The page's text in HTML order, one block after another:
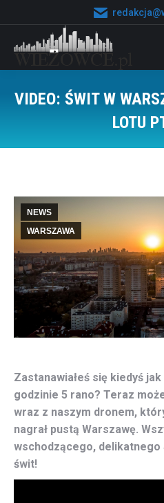
VIDEO: ŚWIT W
LOTU
NEWS
WARSZAWA
Zastanawiałeś się kiedyś
godzinie 5 rano? Teraz
wraz z naszym dronem,
nagrał pustą Warszawę.
wschodzącego, delikatnego
świt!